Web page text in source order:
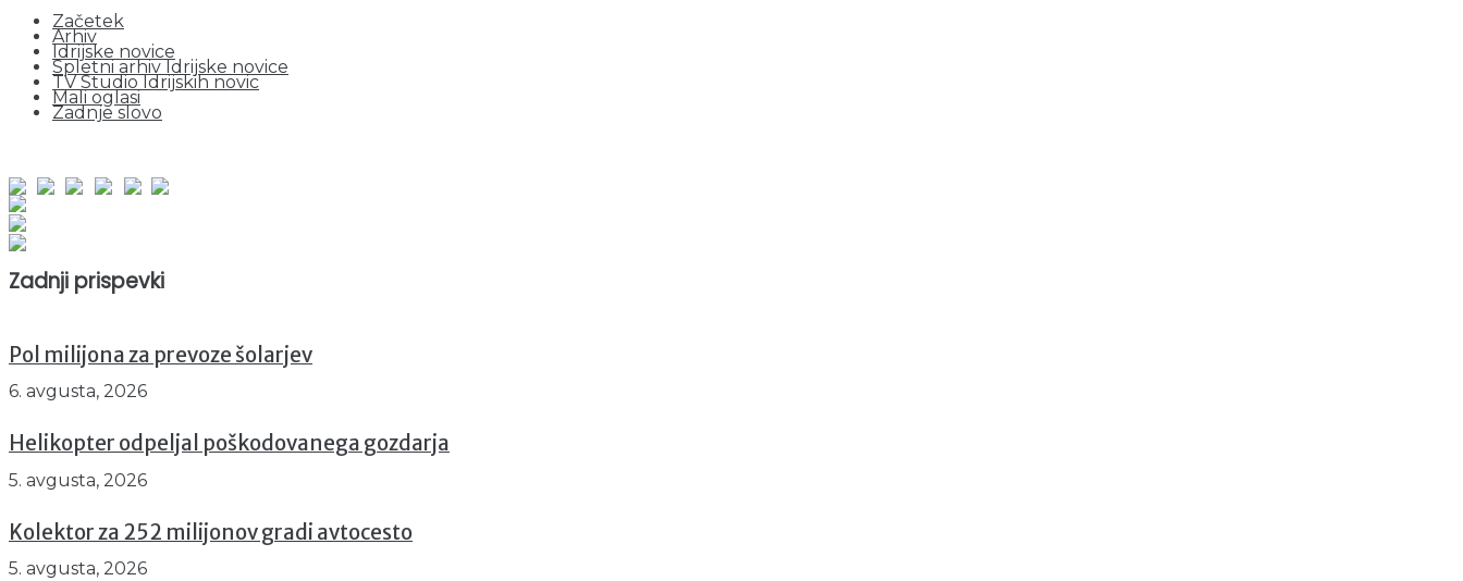
Začetek
Arhiv
Idrijske novice
Spletni arhiv Idrijske novice
TV Studio Idrijskih novic
Mali oglasi
Zadnje slovo
Zadnji prispevki
Pol milijona za prevoze šolarjev
6. avgusta, 2026
Helikopter odpeljal poškodovanega gozdarja
5. avgusta, 2026
Kolektor za 252 milijonov gradi avtocesto
5. avgusta, 2026